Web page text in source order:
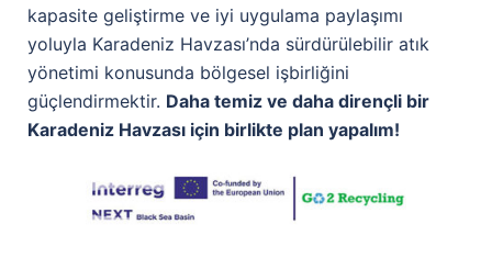
kapasite geliştirme ve iyi uygulama paylaşımı
yoluyla Karadeniz Havzası’nda sürdürülebilir atık
yönetimi konusunda bölgesel işbirliğini
güçlendirmektir. Daha temiz ve daha dirençli bir
Karadeniz Havzası için birlikte plan yapalım!